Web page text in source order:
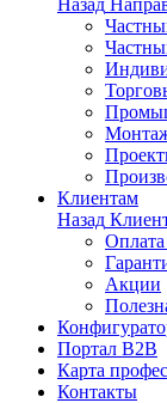
Назад
Клиентам
Назад
Оплата
Акции
Портал B2B
Карта
Контакты